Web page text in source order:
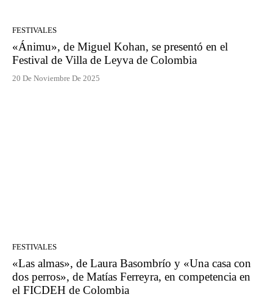
FESTIVALES
«Ánimu», de Miguel Kohan, se presentó en el
Festival de Villa de Leyva de Colombia
20 De Noviembre De 2025
FESTIVALES
«Las almas», de Laura Basombrío y «Una casa con
dos perros», de Matías Ferreyra, en competencia en
el FICDEH de Colombia